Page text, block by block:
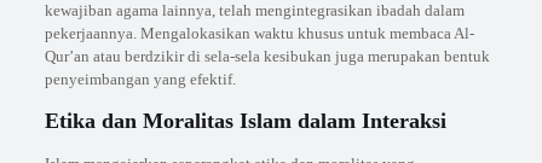
kewajiban agama lainnya, telah mengintegrasikan ibadah dalam
pekerjaannya. Mengalokasikan waktu khusus untuk membaca Al-
Qur’an atau berdzikir di sela-sela kesibukan juga merupakan bentuk
penyeimbangan yang efektif.
Etika dan Moralitas Islam dalam Interaksi